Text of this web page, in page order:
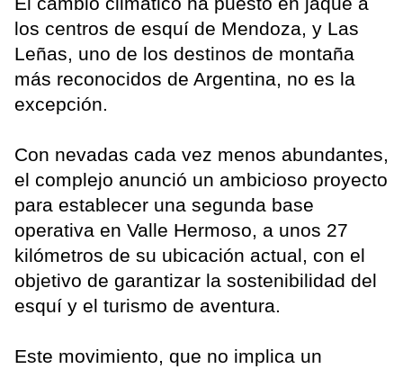
los centros de esquí de Mendoza, y Las
Leñas, uno de los destinos de montaña
más reconocidos de Argentina, no es la
excepción.
Con nevadas cada vez menos abundantes,
el complejo anunció un ambicioso proyecto
para establecer una segunda base
operativa en Valle Hermoso, a unos 27
kilómetros de su ubicación actual, con el
objetivo de garantizar la sostenibilidad del
esquí y el turismo de aventura.
Este movimiento, que no implica un